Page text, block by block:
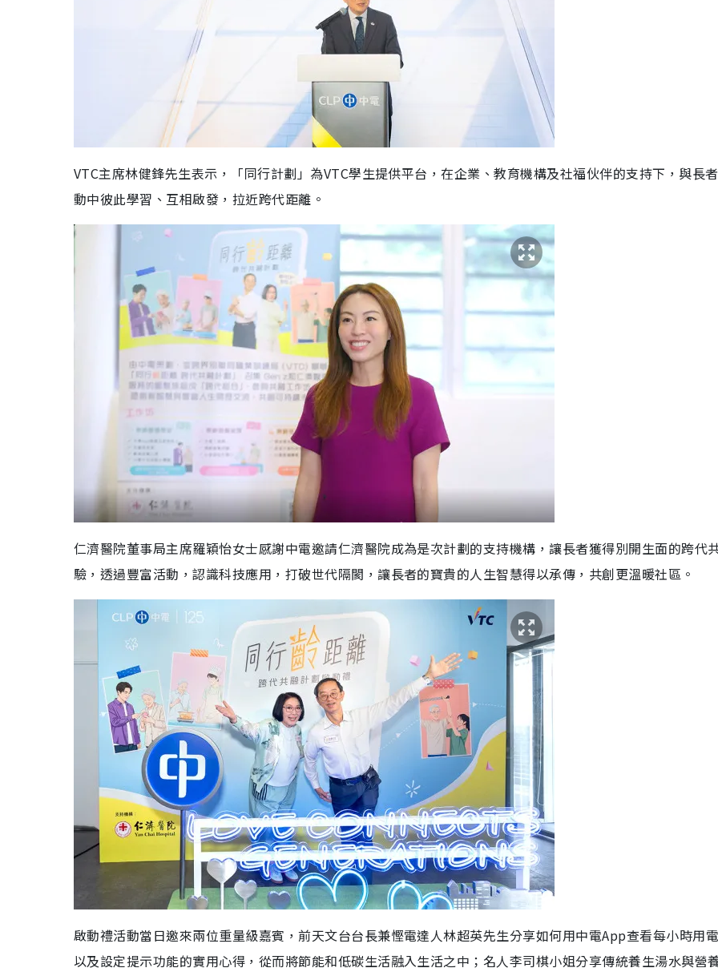
VTC主席林健鋒先生表示，「同行計劃」為VTC學生提供平台，在企業、教育機構及社福伙伴的支持下，與長
動中彼此學習、互相啟發，拉近跨代距離。
仁濟醫院董事局主席羅穎怡女士感謝中電邀請仁濟醫院成為是次計劃的支持機構，讓長者獲得別開生面的跨代
驗，透過豐富活動，認識科技應用，打破世代隔閡，讓長者的寶貴的人生智慧得以承傳，共創更溫暖社區。
啟動禮活動當日邀來兩位重量級嘉賓，前天文台台長兼慳電達人林超英先生分享如何用中電App查看每小時用
以及設定提示功能的實用心得，從而將節能和低碳生活融入生活之中；名人李司棋小姐分享傳統養生湯水與營